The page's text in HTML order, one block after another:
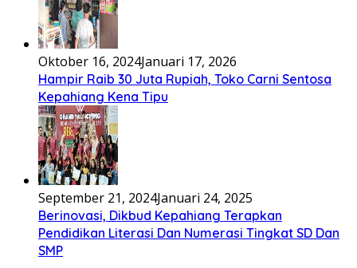
Oktober 16, 2024Januari 17, 2026
Hampir Raib 30 Juta Rupiah, Toko Carni Sentosa
Kepahiang Kena Tipu
September 21, 2024Januari 24, 2025
Berinovasi, Dikbud Kepahiang Terapkan
Pendidikan Literasi Dan Numerasi Tingkat SD Dan
SMP